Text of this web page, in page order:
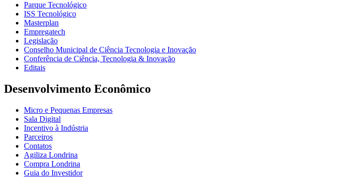
Parque Tecnológico
ISS Tecnológico
Masterplan
Empregatech
Legislação
Conselho Municipal de Ciência Tecnologia e Inovação
Conferência de Ciência, Tecnologia & Inovação
Editais
Desenvolvimento Econômico
Micro e Pequenas Empresas
Sala Digital
Incentivo à Indústria
Parceiros
Contatos
Agiliza Londrina
Compra Londrina
Guia do Investidor